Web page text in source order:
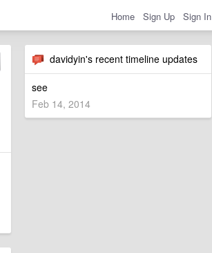
Home Sign Up Sign In
davidyin's recent timeline updates
see
Feb 14, 2014